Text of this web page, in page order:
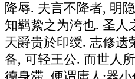
降辱. 夫言不降者, 明
知羁絷之为洿也. 圣人
天爵贵於印绶. 志修遗
备, 可轻王公. 而世人